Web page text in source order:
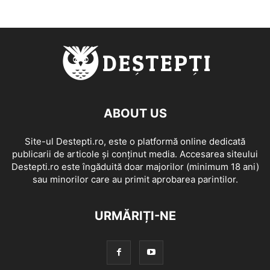
ABOUT US
Site-ul Destepti.ro, este o platformă online dedicată
publicarii de articole și conținut media. Accesarea siteului
Destepti.ro este îngăduită doar majorilor (minimum 18 ani)
sau minorilor care au primit aprobarea parintilor.
URMĂRIȚI-NE